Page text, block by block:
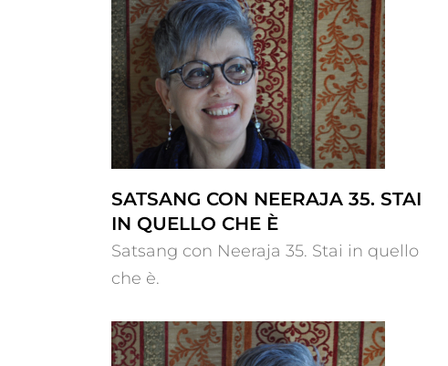
SATSANG CON NEERAJA 35. STAI
IN QUELLO CHE È
Satsang con Neeraja 35. Stai in quello
che è.
Satsang con Neeraja 34. La Forza
ti guida